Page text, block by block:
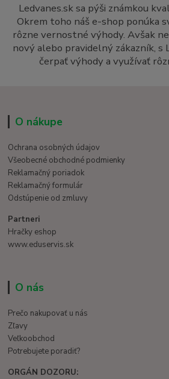
Ledvanes.sk sa pýši známkou
Okrem toho náš e-shop ponúka
rôzne vernostné výhody. Avšak
nový alebo pravidelný zákazník, s
čerpať výhody a využívať
O nákupe
Ochrana osobných údajov
Všeobecné obchodné podmienky
Reklamačný poriadok
Reklamačný formulár
Odstúpenie od zmluvy
Partneri
Hračky eshop
www.eduservis.sk
O nás
Prečo nakupovať u nás
Zľavy
Veľkoobchod
Potrebujete poradiť?
ORGÁN DOZORU: